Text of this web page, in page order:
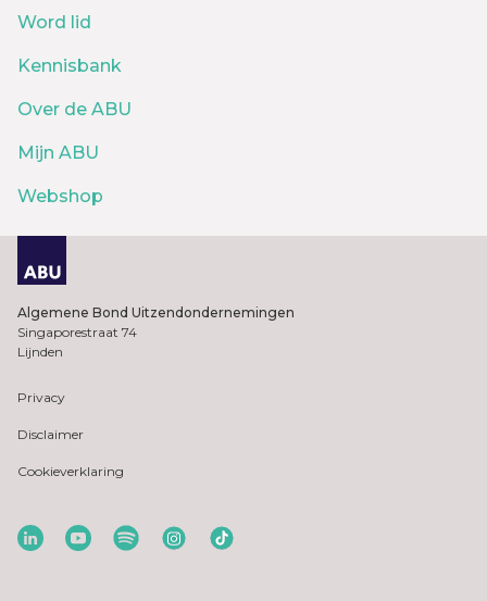
Word lid
Kennisbank
Over de ABU
Mijn ABU
Webshop
Algemene Bond Uitzendondernemingen
Singaporestraat 74
Lijnden
Privacy
Disclaimer
Cookieverklaring